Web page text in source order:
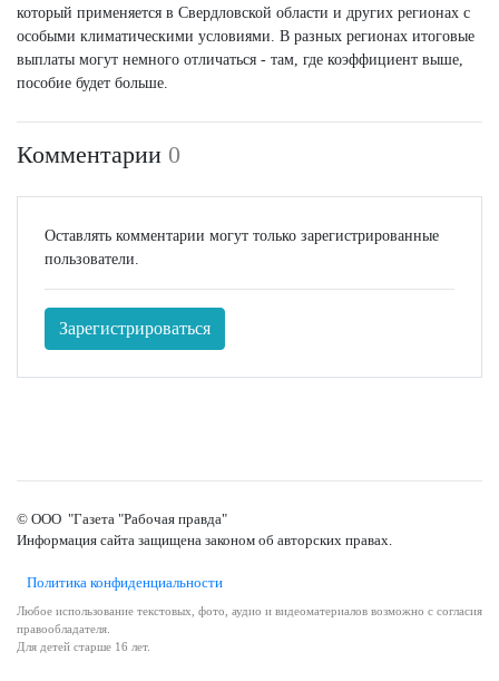
который применяется в Свердловской области и других регионах с
особыми климатическими условиями. В разных регионах итоговые
выплаты могут немного отличаться - там, где коэффициент выше,
пособие будет больше.
Комментарии 0
Оставлять комментарии могут только зарегистрированные
пользователи.
Зарегистрироваться
© ООО "Газета "Рабочая правда"
Информация сайта защищена законом об авторских правах.
Политика конфиденциальности
Любое использование текстовых, фото, аудио и видеоматериалов возможно с согласия
правообладателя.
Для детей старше 16 лет.